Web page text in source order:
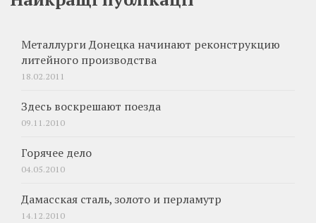
Металлурги Донецка начинают реконструкцию
литейного производства
18.02.2011
Здесь воскрешают поезда
09.11.2010
Горячее дело
04.05.2010
Дамасская сталь, золото и перламутр
14.12.2010